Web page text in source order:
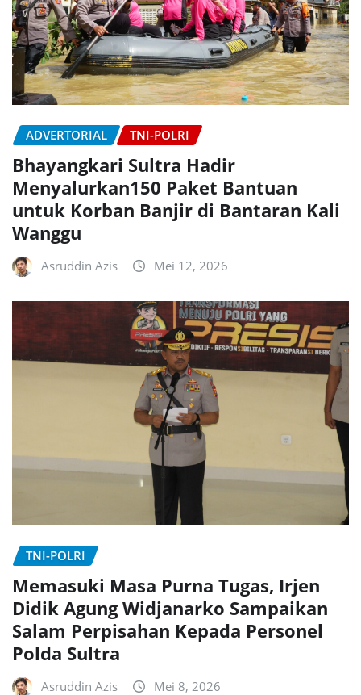
ADVERTORIAL TNI-POLRI
Bhayangkari Sultra Hadir
Menyalurkan150 Paket Bantuan
untuk Korban Banjir di Bantaran Kali
Wanggu
Asruddin Azis Mei 12, 2026
TNI-POLRI
Memasuki Masa Purna Tugas, Irjen
Didik Agung Widjanarko Sampaikan
Salam Perpisahan Kepada Personel
Polda Sultra
Asruddin Azis Mei 8, 2026